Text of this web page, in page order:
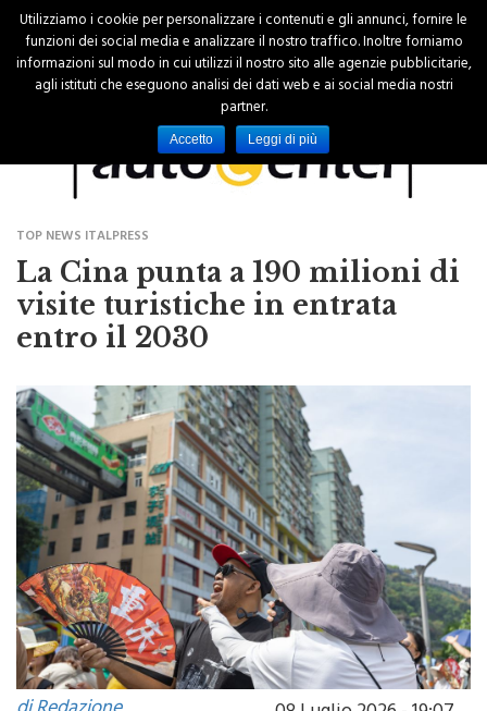
TOP NEWS ITALPRESS
La Cina punta a 190 milioni di
visite turistiche in entrata
Utilizziamo i cookie per personalizzare i contenuti e gli annunci, fornire le
funzioni dei social media e analizzare il nostro traffico. Inoltre forniamo
informazioni sul modo in cui utilizzi il nostro sito alle agenzie pubblicitarie,
agli istituti che eseguono analisi dei dati web e ai social media nostri
partner.
Accetto Leggi di più